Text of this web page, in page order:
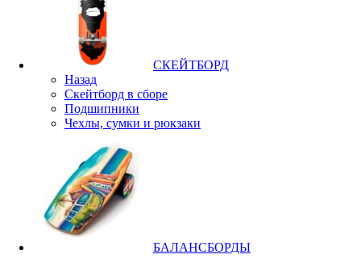
СКЕЙТБОРД
Назад
Скейтборд в сборе
Подшипники
Чехлы, сумки и рюкзаки
БАЛАНСБОРДЫ